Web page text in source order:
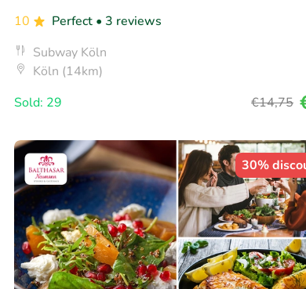
10
Perfect • 3 reviews
Subway Köln
Köln (14km)
Sold: 29
€14,75
30%